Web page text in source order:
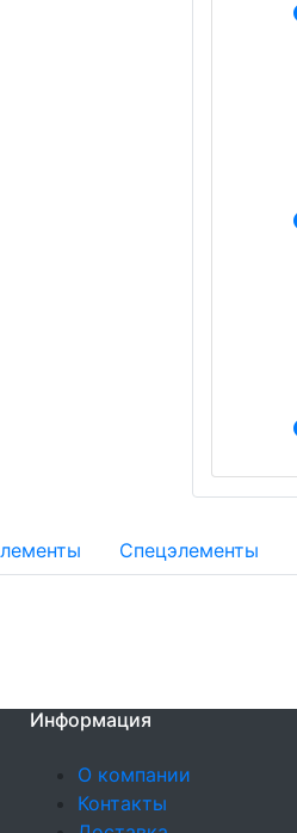
Спецэлементы
Информация
О компании
Контакты